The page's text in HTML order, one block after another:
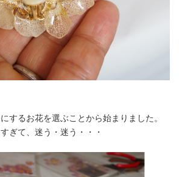
するお花を選ぶことから始まりました。
ぎて、迷う・迷う・・・